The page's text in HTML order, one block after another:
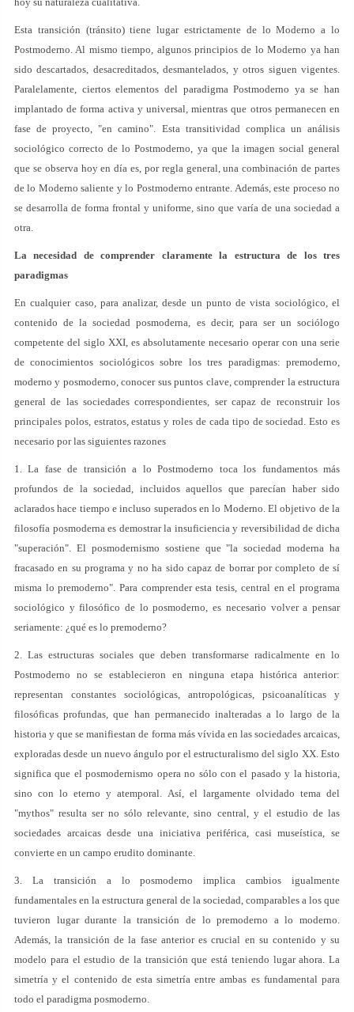
Esta transición (tránsito) tiene lugar estrictamente de lo Moderno a lo
Postmoderno. Al mismo tiempo, algunos principios de lo Moderno ya han
sido descartados, desacreditados, desmantelados, y otros siguen vigentes.
Paralelamente, ciertos elementos del paradigma Postmoderno ya se han
implantado de forma activa y universal, mientras que otros permanecen en
fase de proyecto, "en camino". Esta transitividad complica un análisis
sociológico correcto de lo Postmoderno, ya que la imagen social general
que se observa hoy en día es, por regla general, una combinación de partes
de lo Moderno saliente y lo Postmoderno entrante. Además, este proceso no
se desarrolla de forma frontal y uniforme, sino que varía de una sociedad a
otra.
La necesidad de comprender claramente la estructura de los tres
paradigmas
En cualquier caso, para analizar, desde un punto de vista sociológico, el
contenido de la sociedad posmoderna, es decir, para ser un sociólogo
competente del siglo XXI, es absolutamente necesario operar con una serie
de conocimientos sociológicos sobre los tres paradigmas: premoderno,
moderno y posmoderno, conocer sus puntos clave, comprender la estructura
general de las sociedades correspondientes, ser capaz de reconstruir los
principales polos, estratos, estatus y roles de cada tipo de sociedad. Esto es
necesario por las siguientes razones
1. La fase de transición a lo Postmoderno toca los fundamentos más
profundos de la sociedad, incluidos aquellos que parecían haber sido
aclarados hace tiempo e incluso superados en lo Moderno. El objetivo de la
filosofía posmoderna es demostrar la insuficiencia y reversibilidad de dicha
"superación". El posmodernismo sostiene que "la sociedad moderna ha
fracasado en su programa y no ha sido capaz de borrar por completo de sí
misma lo premoderno". Para comprender esta tesis, central en el programa
sociológico y filosófico de lo posmoderno, es necesario volver a pensar
seriamente: ¿qué es lo premoderno?
2. Las estructuras sociales que deben transformarse radicalmente en lo
Postmoderno no se establecieron en ninguna etapa histórica anterior:
representan constantes sociológicas, antropológicas, psicoanalíticas y
filosóficas profundas, que han permanecido inalteradas a lo largo de la
historia y que se manifiestan de forma más vívida en las sociedades arcaicas,
exploradas desde un nuevo ángulo por el estructuralismo del siglo XX. Esto
significa que el posmodernismo opera no sólo con el pasado y la historia,
sino con lo eterno y atemporal. Así, el largamente olvidado tema del
"mythos" resulta ser no sólo relevante, sino central, y el estudio de las
sociedades arcaicas desde una iniciativa periférica, casi museística, se
convierte en un campo erudito dominante.
3. La transición a lo posmoderno implica cambios igualmente
fundamentales en la estructura general de la sociedad, comparables a los que
tuvieron lugar durante la transición de lo premoderno a lo moderno.
Además, la transición de la fase anterior es crucial en su contenido y su
modelo para el estudio de la transición que está teniendo lugar ahora. La
simetría y el contenido de esta simetría entre ambas es fundamental para
todo el paradigma posmoderno.